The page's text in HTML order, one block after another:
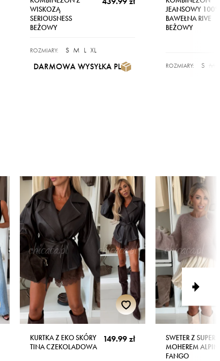
WISKOZĄ
SERIOUSNESS
BEŻOWY
ROZMIARY: S M L XL
DARMOWA WYSYŁKA PL
JEANSOWY 100%
BAWEŁNA RIVE
BEŻOWY
ROZMIARY: S M
KURTKA Z EKO SKÓRY
TINA CZEKOLADOWA
149.99 zł
SWETER Z SUPER
MOHEREM
FANGO